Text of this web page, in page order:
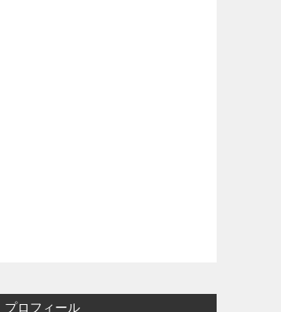
プロフィール